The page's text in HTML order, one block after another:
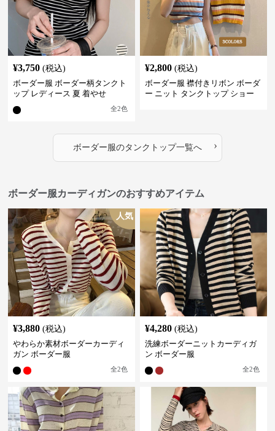
¥3,750 (税込)
ボーダー服 ボーダー柄タンクト
ップ レディース 夏 着やせ
全2色
¥2,800 (税込)
ボーダー服 襟付きリボン ボーダ
ー ニット タンクトップ ショー
ボーダー服のタンクトップ一覧へ ›
ボーダー服カーディガンのおすすめアイテム
人気
¥3,880 (税込)
やわらか素材ボーダーカーディ
ガン ボーダー服
全2色
¥4,280 (税込)
洗練ボーダーニットカーディガ
ン ボーダー服
全2色